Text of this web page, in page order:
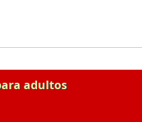
adultos